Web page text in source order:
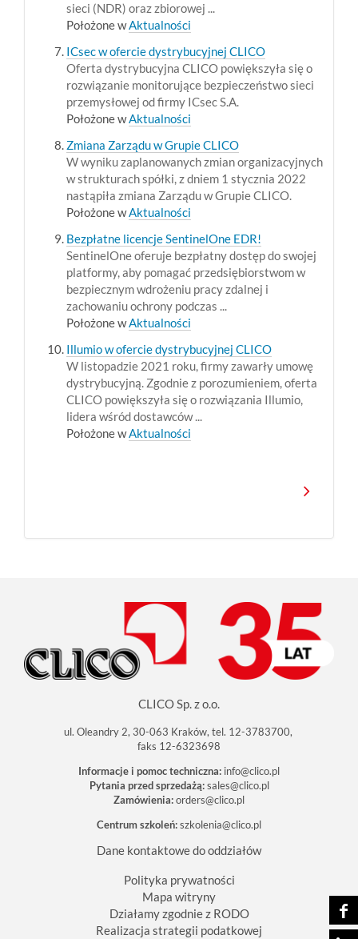
sieci (NDR) oraz zbiorowej ...
Położone wAktualności
ICsec w ofercie dystrybucyjnej CLICO
Oferta dystrybucyjna CLICO powiększyła się o
rozwiązanie monitorujące bezpieczeństwo sieci
przemysłowej od firmy ICsec S.A.
Położone wAktualności
Zmiana Zarządu w Grupie CLICO
W wyniku zaplanowanych zmian organizacyjnych
w strukturach spółki, z dniem 1 stycznia 2022
nastąpiła zmiana Zarządu w Grupie CLICO.
Położone wAktualności
Bezpłatne licencje SentinelOne EDR!
SentinelOne oferuje bezpłatny dostęp do swojej
platformy, aby pomagać przedsiębiorstwom w
bezpiecznym wdrożeniu pracy zdalnej i
zachowaniu ochrony podczas ...
Położone wAktualności
Illumio w ofercie dystrybucyjnej CLICO
W listopadzie 2021 roku, firmy zawarły umowę
dystrybucyjną. Zgodnie z porozumieniem, oferta
CLICO powiększyła się o rozwiązania Illumio,
lidera wśród dostawców ...
Położone wAktualności
CLICO Sp. z o.o.
ul. Oleandry 2, 30-063 Kraków, tel. 12-3783700,
faks 12-6323698
Informacje i pomoc techniczna: info@clico.pl
Pytania przed sprzedażą: sales@clico.pl
Zamówienia:orders@clico.pl
Centrum szkoleń:szkolenia@clico.pl
Dane kontaktowe do oddziałów
Polityka prywatności
Mapa witryny
Działamy zgodnie z RODO
Realizacja strategii podatkowej